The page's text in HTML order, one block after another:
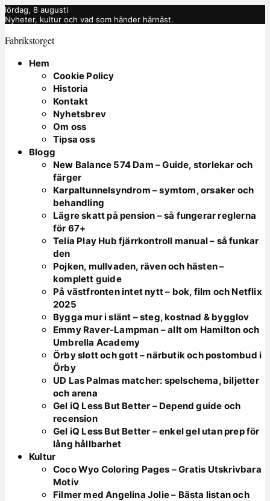
lördag, 8 augusti
Nyheter, kultur och vad som händer härnäst.
Fabrikstorget
Hem
Cookie Policy
Historia
Kontakt
Nyhetsbrev
Om oss
Tipsa oss
Blogg
New Balance 574 Dam – Guide, storlekar och
färger
Karpaltunnelsyndrom – symtom, orsaker och
behandling
Lägre skatt på pension – så fungerar reglerna
för 67+
Telia Play Hub fjärrkontroll manual – så funkar
den
Pojken, mullvaden, räven och hästen –
komplett guide
På västfronten intet nytt – bok, film och Netflix
2025
Bygga mur i slänt – steg, kostnad & bygglov
Emmy Raver-Lampman – allt om Hamilton och
Umbrella Academy
Örby slott och gott – närbutik och postombud i
Örby
UD Las Palmas matcher: spelschema, biljetter
och arena
Gel iQ Less But Better – Depend guide och
recension
Gel iQ Less But Better – enkel gel utan prep för
lång hållbarhet
Kultur
Coco Wyo Coloring Pages – Gratis Utskrivbara
Motiv
Filmer med Angelina Jolie – Bästa listan och